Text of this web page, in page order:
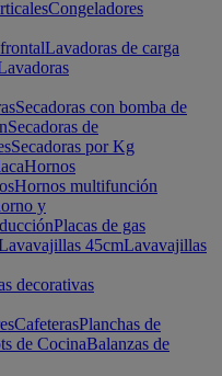
Congeladores
Lavadoras de carga
Secadoras con bomba de
Secadoras de
Secadoras por Kg
Hornos
Hornos multifunción
y
Placas de gas
45cmLavavajillas
decorativas
CafeterasPlanchas de
de CocinaBalanzas de